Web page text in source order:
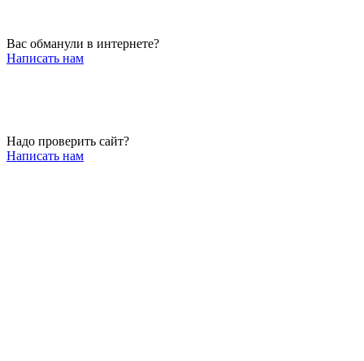
Вас обманули в интернете?
Написать нам
Надо проверить сайт?
Написать нам